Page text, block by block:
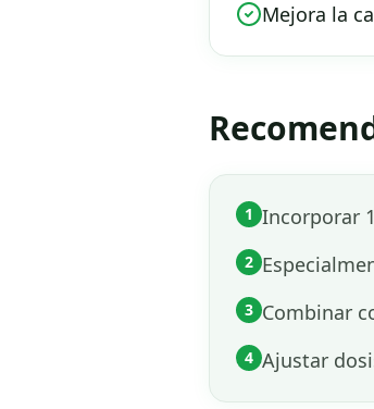
Mejora la
1 Incorporar
2
3 Combinar
4 Ajustar